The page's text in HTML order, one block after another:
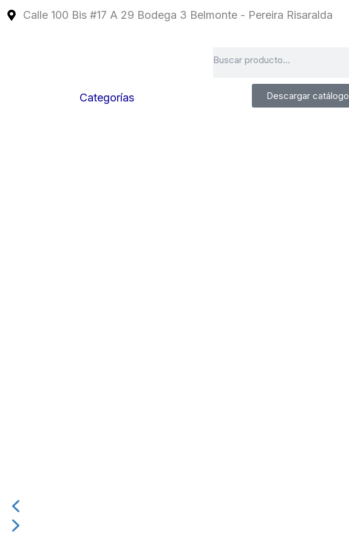
Calle 100 Bis #17 A 29 Bodega 3 Belmonte - Pereira Risaralda
Categorías Descargar catálogo